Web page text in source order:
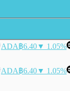
ADA฿6.40▼ 1.05%
ADA฿6.40▼ 1.05%